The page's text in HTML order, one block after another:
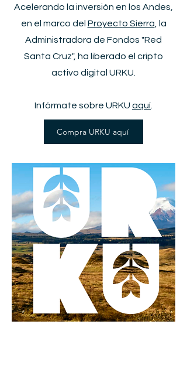
Acelerando la inversión en los Andes,
en el marco del Proyecto Sierra , la
Administradora de Fondos "Red
Santa Cruz", ha liberado el cripto
activo digital URKU.
Infórmate sobre URKU aquí
Compra URKU aquí